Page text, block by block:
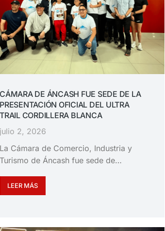
CÁMARA DE ÁNCASH FUE SEDE DE LA
PRESENTACIÓN OFICIAL DEL ULTRA
TRAIL CORDILLERA BLANCA
julio 2, 2026
La Cámara de Comercio, Industria y
Turismo de Áncash fue sede de…
LEER MÁS